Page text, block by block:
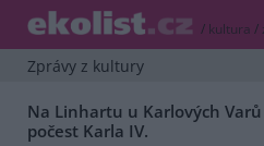
/ kultura /
Zprávy z kultury
Na Linhartu u Karlových
počest Karla IV.